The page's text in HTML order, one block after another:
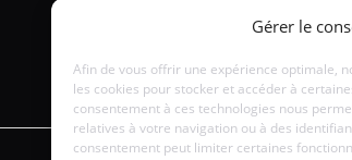
Gérer le
Afin de vous offrir une expérience optimale,
les cookies pour stocker et accéder à
consentement à ces technologies nous
relatives à votre navigation ou à des
consentement peut limiter certaines